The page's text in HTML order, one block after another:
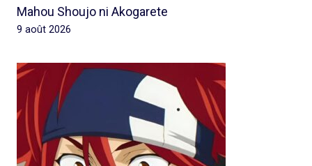
Mahou Shoujo ni Akogarete
9 août 2026